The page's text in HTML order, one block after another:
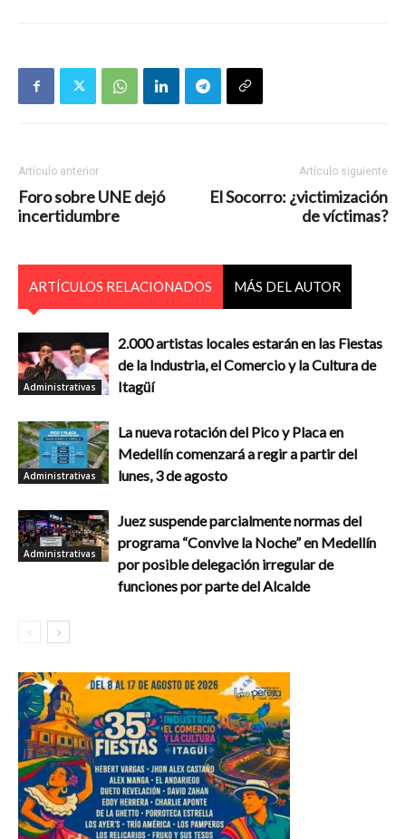
Artículo anterior
Foro sobre UNE dejó
incertidumbre
Artículo siguiente
El Socorro: ¿victimización
de víctimas?
ARTÍCULOS RELACIONADOS MÁS DEL AUTOR
Administrativas
2.000 artistas locales estarán en las Fiestas
de la Industria, el Comercio y la Cultura de
Itagüí
Administrativas
La nueva rotación del Pico y Placa en
Medellín comenzará a regir a partir del
lunes, 3 de agosto
Administrativas
Juez suspende parcialmente normas del
programa “Convive la Noche” en Medellín
por posible delegación irregular de
funciones por parte del Alcalde